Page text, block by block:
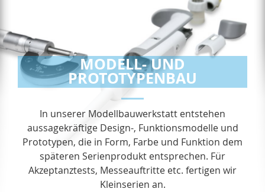
MODELL- UND
PROTOTYPENBAU
In unserer Modellbauwerkstatt entstehen
aussagekräftige Design-, Funktionsmodelle und
Prototypen, die in Form, Farbe und Funktion dem
späteren Serienprodukt entsprechen. Für
Akzeptanztests, Messeauftritte etc. fertigen wir
Kleinserien an.